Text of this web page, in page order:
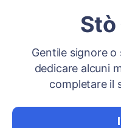
Stò
Gentile signore
dedicare alcuni
completare il